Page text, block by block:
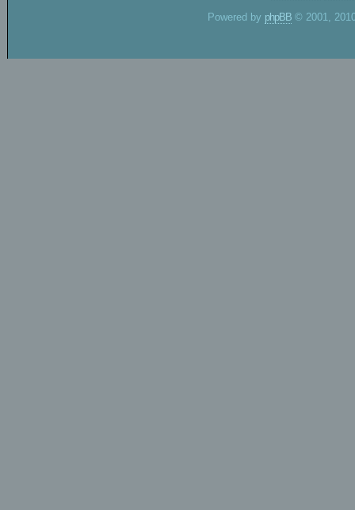
Powered by phpBB © 2001,